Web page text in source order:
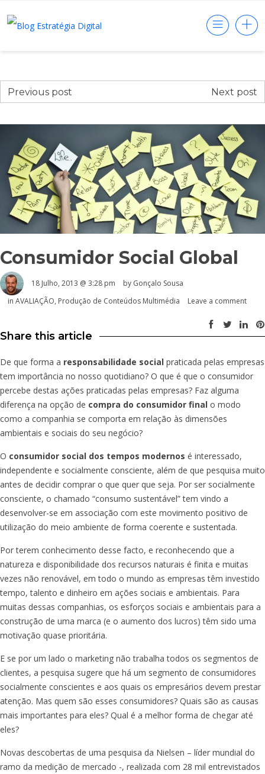
Previous post Next post
Consumidor Social Global
18 Julho, 2013 @ 3:28 pm by Gonçalo Sousa
in AVALIAÇÃO, Produção de Conteúdos Multimédia Leave a comment
Share this article
De que forma a responsabilidade social praticada pelas empresas
tem importância no nosso quotidiano? O que é que o consumidor
percebe destas ações praticadas pelas empresas? Faz alguma
diferença na opção de compra do consumidor final o modo
como a companhia se comporta em relação às dimensões
ambientais e sociais do seu negócio?
O consumidor social dos tempos modernos é interessado,
independente e socialmente consciente, além de que pesquisa muito
antes de decidir comprar o que quer que seja. Por ser socialmente
consciente, o chamado “consumo sustentável” tem vindo a
desenvolver-se em associação com este movimento positivo de
utilização do meio ambiente de forma coerente e sustentada.
Por terem conhecimento desse facto, e reconhecendo que a
natureza e disponibilidade dos recursos naturais é finita e muitas
vezes não renovável, em todo o mundo as empresas têm investido
tempo, talento e dinheiro em ações sociais e ambientais. Para
muitas dessas companhias, os esforços sociais e ambientais para a
construção de uma marca (e o aumento dos lucros) têm sido uma
motivação quase prioritária.
E se por um lado o marketing não trabalha todos os segmentos de
clientes, a pesquisa sugere que há um segmento de consumidores
socialmente conscientes e aos quais os empresários devem prestar
atenção. Mas quem são esses consumidores? Quais são as causas
mais importantes para eles? Qual é a melhor forma de chegar até
eles?
Novas descobertas de uma pesquisa da Nielsen – líder mundial do
ramo da medição de mercado -, realizada com 28 mil entrevistados